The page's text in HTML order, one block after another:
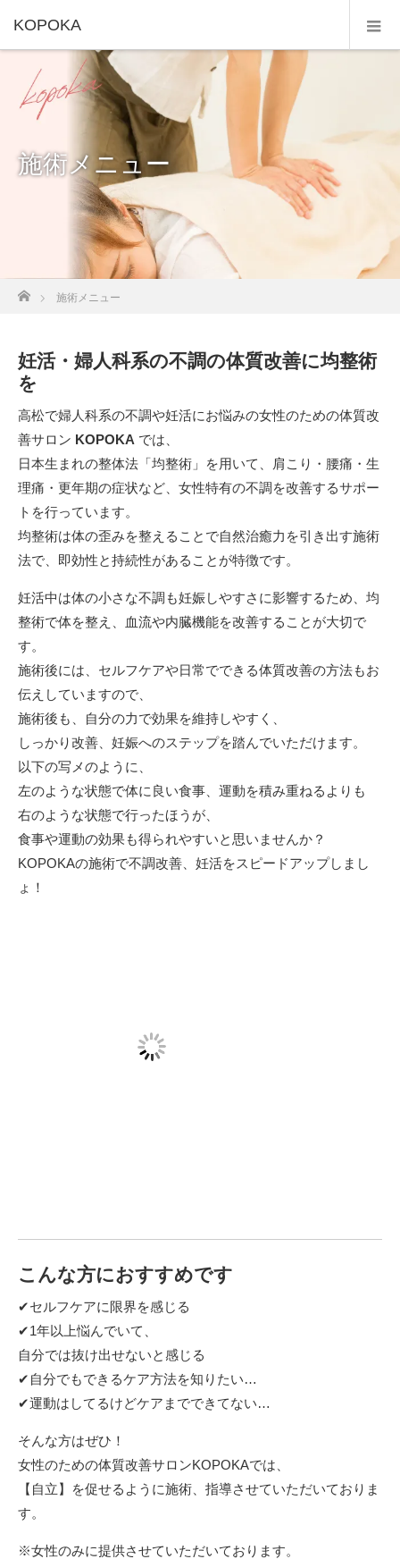
KOPOKA
施術メニュー
ホーム
施術メニュー
妊活・婦人科系の不調の体質改善に均整術
を
高松で婦人科系の不調や妊活にお悩みの女性のための体質改
善サロン KOPOKA では、
日本生まれの整体法「均整術」を用いて、肩こり・腰痛・生
理痛・更年期の症状など、女性特有の不調を改善するサポー
トを行っています。
均整術は体の歪みを整えることで自然治癒力を引き出す施術
法で、即効性と持続性があることが特徴です。
妊活中は体の小さな不調も妊娠しやすさに影響するため、均
整術で体を整え、血流や内臓機能を改善することが大切で
す。
施術後には、セルフケアや日常でできる体質改善の方法もお
伝えしていますので、
施術後も、自分の力で効果を維持しやすく、
しっかり改善、妊娠へのステップを踏んでいただけます。
以下の写メのように、
左のような状態で体に良い食事、運動を積み重ねるよりも
右のような状態で行ったほうが、
食事や運動の効果も得られやすいと思いませんか？
KOPOKAの施術で不調改善、妊活をスピードアップしまし
ょ！
こんな方におすすめです
✔︎セルフケアに限界を感じる
✔︎1年以上悩んでいて、
自分では抜け出せないと感じる
✔︎自分でもできるケア方法を知りたい…
✔︎運動はしてるけどケアまでできてない…
そんな方はぜひ！
女性のための体質改善サロンKOPOKAでは、
【自立】を促せるように施術、指導させていただいておりま
す。
※女性のみに提供させていただいております。